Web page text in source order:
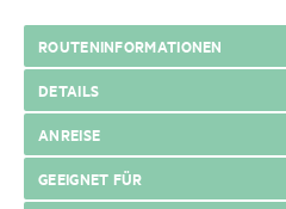
ROUTENINFORMATIONEN
DETAILS
ANREISE
GEEIGNET FÜR